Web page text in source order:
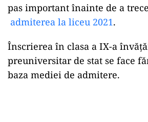
pas important înainte de a
admiterea la liceu 2021.
Înscrierea în clasa a IX-a
preuniversitar de stat se face
baza mediei de admitere.